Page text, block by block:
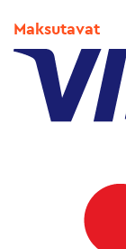
Maksutavat